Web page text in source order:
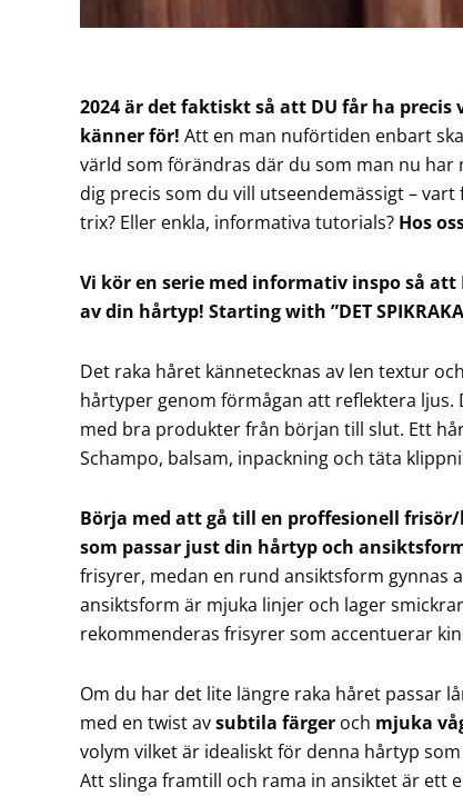
2024 är det faktiskt så att DU får ha
känner för! Att en man nuförtiden enbart
värld som förändras där du som man nu
dig precis som du vill utseendemässigt –
trix? Eller enkla, informativa tutorials? Hos
Vi kör en serie med informativ inspo så
av din hårtyp! Starting with ”DET SPIKRAKA
Det raka håret kännetecknas av len textur
hårtyper genom förmågan att reflektera
med bra produkter från början till slut. Ett
Schampo, balsam, inpackning och täta
Börja med att gå till en proffesionell
som passar just din hårtyp och
frisyrer, medan en rund ansiktsform gynnas
ansiktsform är mjuka linjer och lager
rekommenderas frisyrer som accentuerar
Om du har det lite längre raka håret passar
med en twist avsubtila färger och mjuka
volym vilket är idealiskt för denna hårtyp
Att slinga framtill och rama in ansiktet är ett